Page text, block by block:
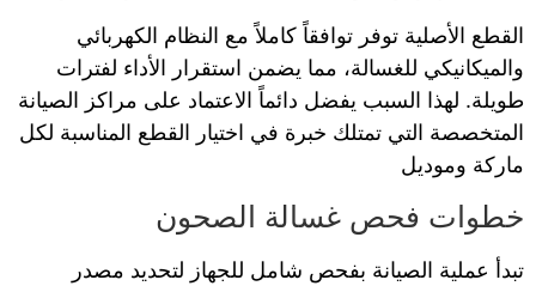
القطع الأصلية توفر توافقاً كاملاً مع النظام الكهربائي
والميكانيكي للغسالة، مما يضمن استقرار الأداء لفترات
طويلة. لهذا السبب يفضل دائماً الاعتماد على مراكز الصيانة
المتخصصة التي تمتلك خبرة في اختيار القطع المناسبة لكل
ماركة وموديل
خطوات فحص غسالة الصحون
تبدأ عملية الصيانة بفحص شامل للجهاز لتحديد مصدر